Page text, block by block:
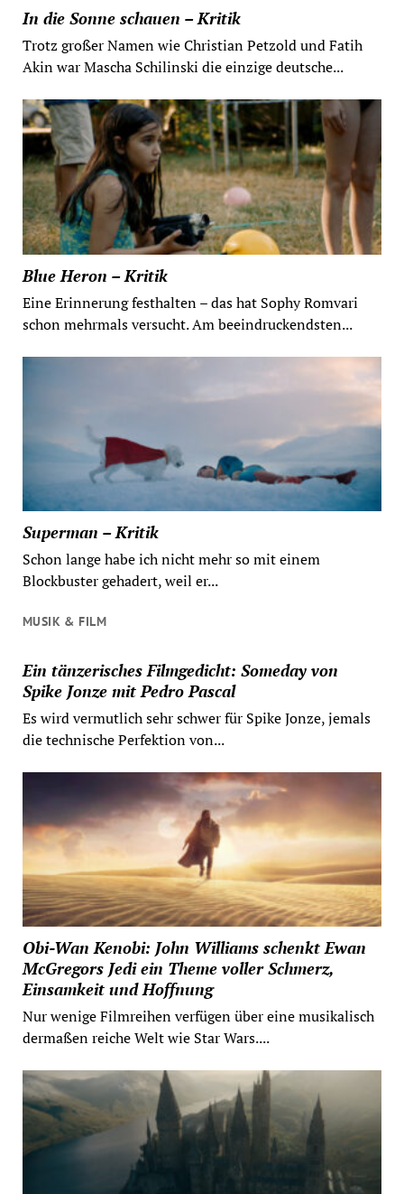
In die Sonne schauen – Kritik
Trotz großer Namen wie Christian Petzold und Fatih
Akin war Mascha Schilinski die einzige deutsche...
Blue Heron – Kritik
Eine Erinnerung festhalten – das hat Sophy Romvari
schon mehrmals versucht. Am beeindruckendsten...
Superman – Kritik
Schon lange habe ich nicht mehr so mit einem
Blockbuster gehadert, weil er...
MUSIK & FILM
Ein tänzerisches Filmgedicht: Someday von
Spike Jonze mit Pedro Pascal
Es wird vermutlich sehr schwer für Spike Jonze, jemals
die technische Perfektion von...
Obi-Wan Kenobi: John Williams schenkt Ewan
McGregors Jedi ein Theme voller Schmerz,
Einsamkeit und Hoffnung
Nur wenige Filmreihen verfügen über eine musikalisch
dermaßen reiche Welt wie Star Wars....